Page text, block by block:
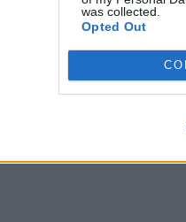
was collected.
Opted Out